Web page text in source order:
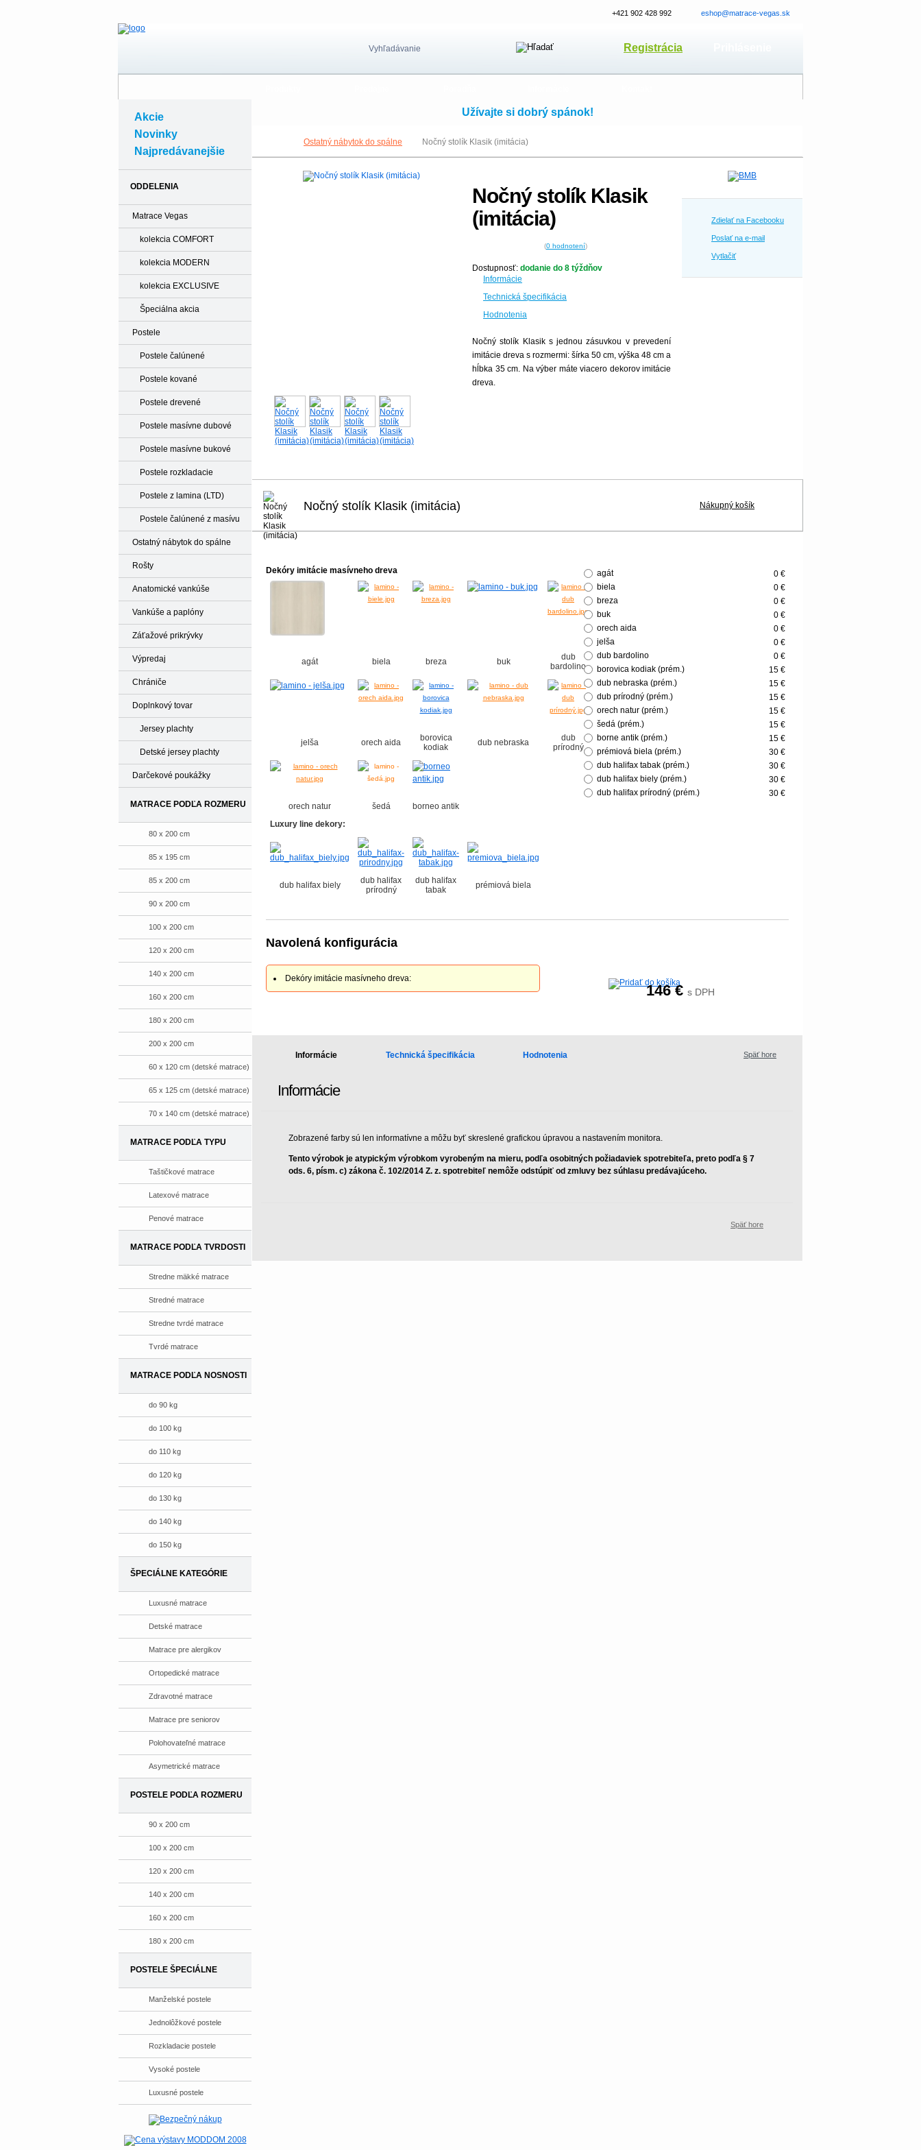
Užívajte si dobrý spánok!
Ostatný nábytok do spálne Nočný stolík Klasik (imitácia)
Nočný stolík Klasik
(imitácia)
(0 hodnotení)
Dostupnosť: dodanie do 8 týždňov
Informácie
Technická špecifikácia
Hodnotenia
Nočný stolík Klasik s jednou zásuvkou v prevedení
imitácie dreva s rozmermi: šírka 50 cm, výška 48 cm a
hĺbka 35 cm. Na výber máte viacero dekorov imitácie
dreva.
Zdielať na Facebooku
Poslať na e-mail
Vytlačiť
Nočný stolík Klasik (imitácia) Nákupný košík
Dekóry imitácie masívneho dreva
agát biela breza buk
dub
bardolino
jelša orech aida
borovica
kodiak
dub nebraska
dub
prírodný
orech natur šedá
borneo antik
Luxury line dekory:
dub halifax biely
dub halifax
prírodný
dub halifax
tabak
prémiová biela
agát
0 €
biela
0 €
breza
0 €
buk
0 €
orech aida
0 €
jelša
0 €
dub bardolino
0 €
borovica kodiak (prém.)
15 €
dub nebraska (prém.)
15 €
dub prírodný (prém.)
15 €
orech natur (prém.)
15 €
šedá (prém.)
15 €
borne antik (prém.)
15 €
prémiová biela (prém.)
30 €
dub halifax tabak (prém.)
30 €
dub halifax biely (prém.)
30 €
dub halifax prírodný (prém.)
30 €
Navolená konfigurácia
Dekóry imitácie masívneho dreva:
146€ s DPH
Informácie Technická špecifikácia Hodnotenia Späť hore
Informácie
Zobrazené farby sú len informatívne a môžu byť skreslené grafickou úpravou a nastavením monitora.
Tento výrobok je atypickým výrobkom vyrobeným na mieru, podľa osobitných požiadaviek spotrebiteľa, preto podľa § 7
ods. 6, písm. c) zákona č. 102/2014 Z. z. spotrebiteľ nemôže odstúpiť od zmluvy bez súhlasu predávajúceho.
Späť hore
Akcie
Novinky
Najpredávanejšie
ODDELENIA
Matrace Vegas
kolekcia COMFORT
kolekcia MODERN
kolekcia EXCLUSIVE
Špeciálna akcia
Postele
Postele čalúnené
Postele kované
Postele drevené
Postele masívne dubové
Postele masívne bukové
Postele rozkladacie
Postele z lamina (LTD)
Postele čalúnené z masívu
Ostatný nábytok do spálne
Rošty
Anatomické vankúše
Vankúše a paplóny
Záťažové prikrývky
Výpredaj
Chrániče
Doplnkový tovar
Jersey plachty
Detské jersey plachty
Darčekové poukážky
MATRACE PODĽA ROZMERU
80 x 200 cm
85 x 195 cm
85 x 200 cm
90 x 200 cm
100 x 200 cm
120 x 200 cm
140 x 200 cm
160 x 200 cm
180 x 200 cm
200 x 200 cm
60 x 120 cm (detské matrace)
65 x 125 cm (detské matrace)
70 x 140 cm (detské matrace)
MATRACE PODĽA TYPU
Taštičkové matrace
Latexové matrace
Penové matrace
MATRACE PODĽA TVRDOSTI
Stredne mäkké matrace
Stredné matrace
Stredne tvrdé matrace
Tvrdé matrace
MATRACE PODĽA NOSNOSTI
do 90 kg
do 100 kg
do 110 kg
do 120 kg
do 130 kg
do 140 kg
do 150 kg
ŠPECIÁLNE KATEGÓRIE
Luxusné matrace
Detské matrace
Matrace pre alergikov
Ortopedické matrace
Zdravotné matrace
Matrace pre seniorov
Polohovateľné matrace
Asymetrické matrace
POSTELE PODĽA ROZMERU
90 x 200 cm
100 x 200 cm
120 x 200 cm
140 x 200 cm
160 x 200 cm
180 x 200 cm
POSTELE ŠPECIÁLNE
Manželské postele
Jednolôžkové postele
Rozkladacie postele
Vysoké postele
Luxusné postele
+421 902 428 992 eshop@matrace-vegas.sk
Vyhľadávanie Registrácia